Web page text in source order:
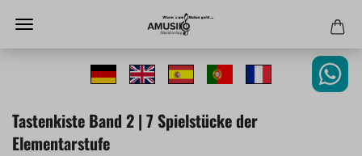
Tastenkiste Band 2 | 7 Spielstücke der
Elementarstufe